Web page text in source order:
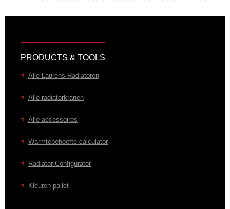
PRODUCTS & TOOLS
Alle Laurens Radiatoren
Alle radiatorkranen
Alle accessoires
Warmtebehoefte calculator
Radiator Configurator
Kleuren pallet